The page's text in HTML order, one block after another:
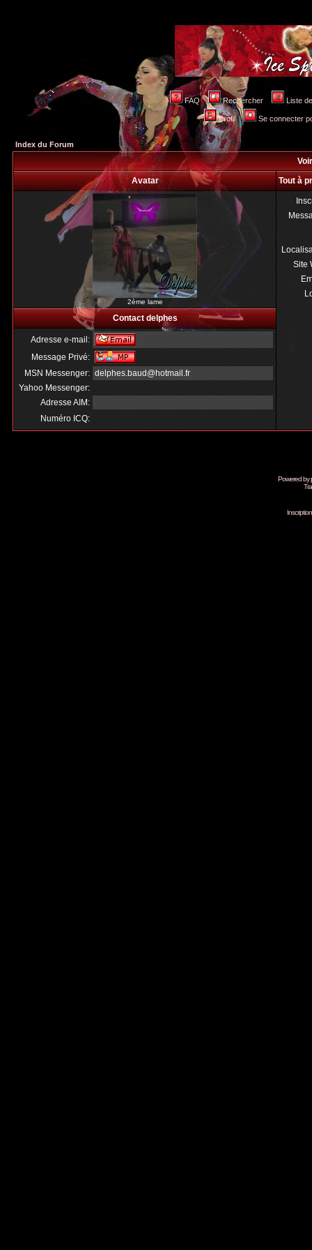
FAQ Rechercher Liste
Profil Se connecter
Index du Forum
Avatar
Tout à
2ème lame
Site
Contact delphes
Adresse e-mail:
Message Privé:
MSN Messenger: delphes.baud@hotmail.fr
Yahoo Messenger:
Adresse AIM:
Numéro ICQ:
Powered by